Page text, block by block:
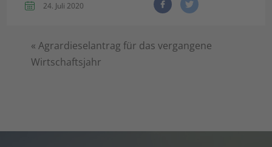
24. Juli 2020
«Agrardieselantrag für das vergangene
Wirtschaftsjahr